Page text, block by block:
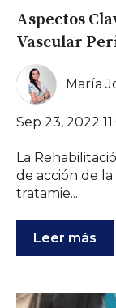
Aspectos
Vascular
María
Sep 23, 2022
La
de acción de la
tratamie...
Leer más